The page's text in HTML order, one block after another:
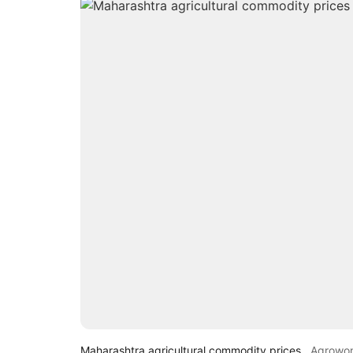
Maharashtra agricultural commodity prices